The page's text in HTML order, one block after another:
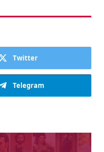
Twitter
Telegram